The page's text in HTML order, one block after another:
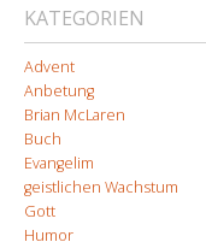
KATEGORIEN
Advent
Anbetung
Brian McLaren
Buch
Evangelim
geistlichen Wachstum
Gott
Humor